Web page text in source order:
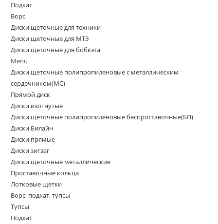
Подкат
Ворс
Диски щеточные для техники
Диски щеточные для МТЗ
Диски щеточные для бобкэта
Menu
Диски щеточные полипропиленовые с металлическим
сердечником(МС)
Прямой диск
Диски изогнутые
Диски щеточные полипропиленовые беспроставочные(БП)
Диски Билайн
Диски прямые
Диски зигзаг
Диски щеточные металлические
Проставочные кольца
Лотковые щетки
Ворс, подкат, тупсы
Тупсы
Подкат